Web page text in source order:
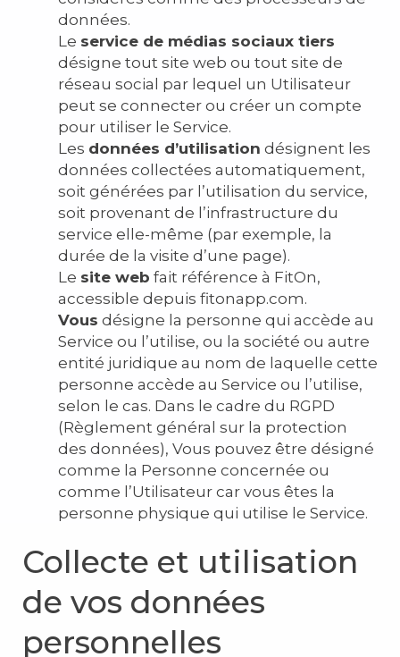
données.
Le service de médias sociaux tiers
désigne tout site web ou tout site de
réseau social par lequel un Utilisateur
peut se connecter ou créer un compte
pour utiliser le Service.
Les données d’utilisation désignent les
données collectées automatiquement,
soit générées par l’utilisation du service,
soit provenant de l’infrastructure du
service elle-même (par exemple, la
durée de la visite d’une page).
Le site web fait référence à FitOn,
accessible depuis fitonapp.com.
Vous désigne la personne qui accède au
Service ou l’utilise, ou la société ou autre
entité juridique au nom de laquelle cette
personne accède au Service ou l’utilise,
selon le cas. Dans le cadre du RGPD
(Règlement général sur la protection
des données), Vous pouvez être désigné
comme la Personne concernée ou
comme l’Utilisateur car vous êtes la
personne physique qui utilise le Service.
Collecte et utilisation
de vos données
personnelles